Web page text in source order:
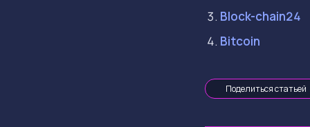
Block-chain24
Bitcoin
Поделиться статьей